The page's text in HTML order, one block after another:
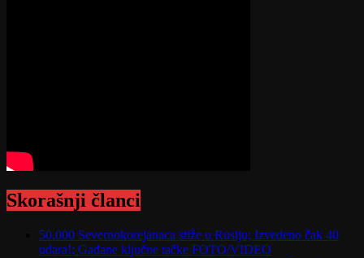
Skorašnji članci
50.000 Severnokorejanaca stiže u Rusiju; Izvedeno čak 40
udara!; Gađane ključne tačke FOTO/VIDEO